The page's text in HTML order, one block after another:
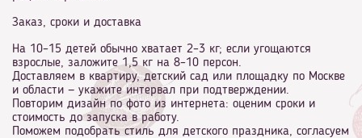
Заказ, сроки и доставка
На 10–15 детей обычно хватает 2–3 кг; если угощаются
взрослые, заложите 1,5 кг на 8–10 персон.
Доставляем в квартиру, детский сад или площадку по Москве
и области — укажите интервал при подтверждении.
Повторим дизайн по фото из интернета: оценим сроки и
стоимость до запуска в работу.
Поможем подобрать стиль для детского праздника, согласуем